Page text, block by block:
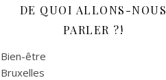
DE QUOI ALLONS-NOUS
PARLER ?!
Bien-être
Bruxelles